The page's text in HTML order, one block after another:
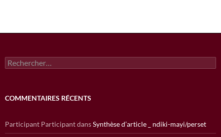
Rechercher :
COMMENTAIRES RÉCENTS
Participant ParticipantdansSynthèse d’article _ ndiki-mayi/perset